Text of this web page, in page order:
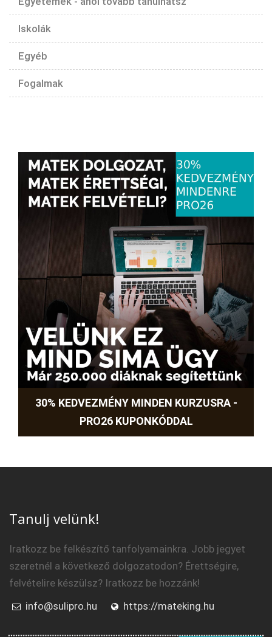
Iskolák
Egyéb
Fogalmak
30% KEDVEZMÉNY MINDEN KURZUSRA -
PRO26 KUPONKÓDDAL
Tanulj velünk!
Iratkozz be felkészítő tanfolyamainkra. Jobb jegyet
szeretnél a következő dolgozatodon? Érettségire,
felvételire készülsz? Iratkozz be hozzánk!
info@sulipro.hu
https://mateking.hu